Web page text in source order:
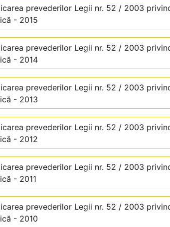
prevederilor Legii nr. 52 / 2003
- 2015
prevederilor Legii nr. 52 / 2003
- 2014
prevederilor Legii nr. 52 / 2003
- 2013
prevederilor Legii nr. 52 / 2003
- 2012
prevederilor Legii nr. 52 / 2003
- 2011
prevederilor Legii nr. 52 / 2003
- 2010